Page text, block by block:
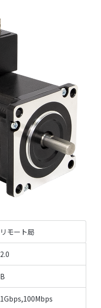
リモート局
2.0
B
1Gbps,100Mbps